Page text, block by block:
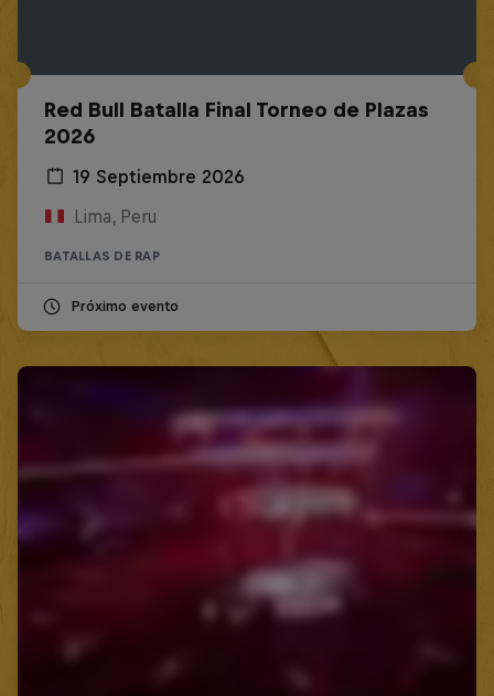
Red Bull Batalla Final Torneo de Plazas
2026
19 Septiembre 2026
Lima, Peru
BATALLAS DE RAP
Próximo evento